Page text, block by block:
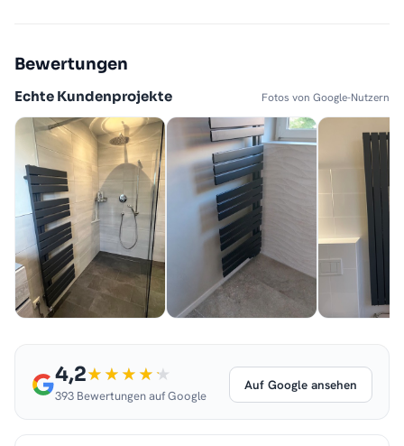
Bewertungen
Echte Kundenprojekte Fotos von Google-Nutzern
4,2
393 Bewertungen auf Google
Auf Google ansehen